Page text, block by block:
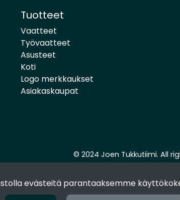
evästeitä parantaaksemme
Tuotteet
Vaatteet
Työvaatteet
Asusteet
Koti
Logo merkkaukset
Asiakaskaupat
© 2024 Joen Tukkutiimi. All